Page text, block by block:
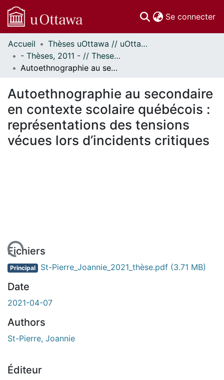
Se connecter
Communautés
et collections
Parcourir
À propos
Accueil
Thèses uOttawa // uOttawa Theses
- Thèses, 2011 - // Theses, 2011 -
Autoethnographie au secondaire en contexte scolaire québécois : représentations des tensions vécues lors d’incidents critiques
Autoethnographie au secondaire
en contexte scolaire québécois :
représentations des tensions
vécues lors d’incidents critiques
Fichiers
Principal St-Pierre_Joannie_2021_thèse.pdf (3.71 MB)
Date
2021-04-07
Authors
St-Pierre, Joannie
Éditeur